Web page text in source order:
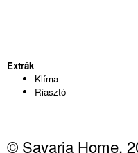
Extrák
Klíma
Riasztó
© Savaria Home,